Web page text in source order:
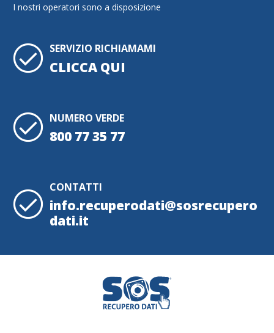
I nostri operatori sono a disposizione
SERVIZIO RICHIAMAMI
CLICCA QUI
NUMERO VERDE
800 77 35 77
CONTATTI
info.recuperodati@sosrecupero
dati.it